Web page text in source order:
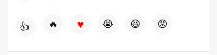
👍 🔥 ♥ 😭 😆 😡